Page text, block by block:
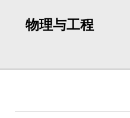
物理与工程